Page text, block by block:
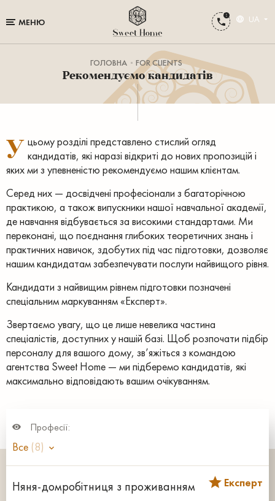
МЕНЮ UA
ГОЛОВНА FOR CLIENTS
Рекомендуємо кандидатів
У цьому розділі представлено стислий огляд
кандидатів, які наразі відкриті до нових пропозицій і
яких ми з упевненістю рекомендуємо нашим клієнтам.
Серед них — досвідчені професіонали з багаторічною
практикою, а також випускники нашої навчальної академії,
де навчання відбувається за високими стандартами. Ми
переконані, що поєднання глибоких теоретичних знань і
практичних навичок, здобутих під час підготовки, дозволяє
нашим кандидатам забезпечувати послуги найвищого рівня.
Кандидати з найвищим рівнем підготовки позначені
спеціальним маркуванням «Експерт».
Звертаємо увагу, що це лише невелика частина
спеціалістів, доступних у нашій базі. Щоб розпочати підбір
персоналу для вашого дому, зв’яжіться з командою
агентства Sweet Home — ми підберемо кандидатів, які
максимально відповідають вашим очікуванням.
Професії:
Все (8)
Експерт
Няня-домробітниця з проживанням